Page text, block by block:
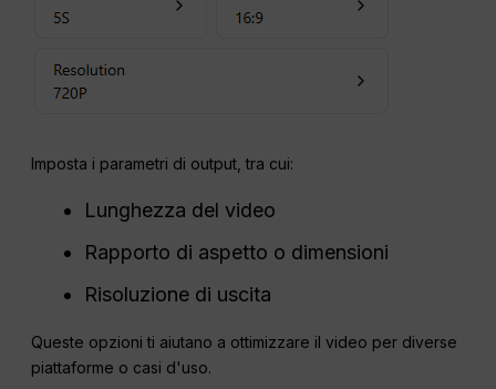
Imposta i parametri di output, tra cui:
Lunghezza del video
Rapporto di aspetto o dimensioni
Risoluzione di uscita
Queste opzioni ti aiutano a ottimizzare il video per diverse
piattaforme o casi d'uso.